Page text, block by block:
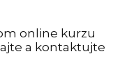
online kurzu
a kontaktujte